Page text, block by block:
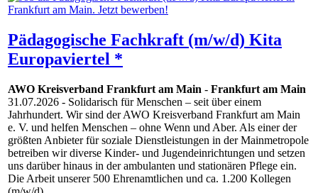
Pädagogische Fachkraft (m/w/d) Kita
Europaviertel *
AWO Kreisverband Frankfurt am Main - Frankfurt am Main
31.07.2026 - Solidarisch für Menschen – seit über einem
Jahrhundert. Wir sind der AWO Kreisverband Frankfurt am Main
e. V. und helfen Menschen – ohne Wenn und Aber. Als einer der
größten Anbieter für soziale Dienstleistungen in der Mainmetropole
betreiben wir diverse Kinder- und Jugendeinrichtungen und setzen
uns darüber hinaus in der ambulanten und stationären Pflege ein.
Die Arbeit unserer 500 Ehrenamtlichen und ca. 1.200 Kollegen